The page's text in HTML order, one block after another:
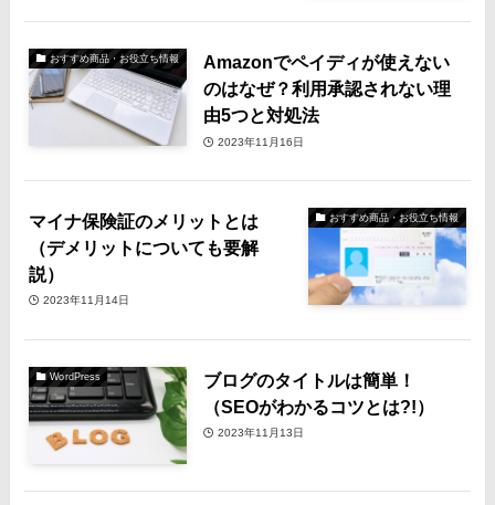
おすすめ商品・お役立ち情報
Amazonでペイディが使えない
のはなぜ？利用承認されない理
由5つと対処法
2023年11月16日
おすすめ商品・お役立ち情報
マイナ保険証のメリットとは
（デメリットについても要解
説）
2023年11月14日
WordPress
ブログのタイトルは簡単！
（SEOがわかるコツとは?!）
2023年11月13日